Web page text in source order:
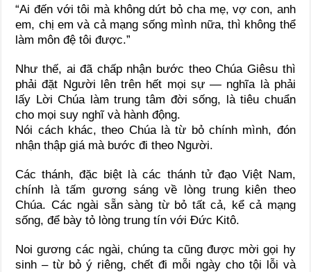
“Ai đến với tôi mà không dứt bỏ cha mẹ, vợ con, anh
em, chị em và cả mạng sống mình nữa, thì không thể
làm môn đệ tôi được.”
Như thế, ai đã chấp nhận bước theo Chúa Giêsu thì
phải đặt Người lên trên hết mọi sự — nghĩa là phải
lấy Lời Chúa làm trung tâm đời sống, là tiêu chuẩn
cho mọi suy nghĩ và hành động.
Nói cách khác, theo Chúa là từ bỏ chính mình, đón
nhận thập giá mà bước đi theo Người.
Các thánh, đặc biệt là các thánh tử đạo Việt Nam,
chính là tấm gương sáng về lòng trung kiên theo
Chúa. Các ngài sẵn sàng từ bỏ tất cả, kể cả mạng
sống, để bày tỏ lòng trung tín với Đức Kitô.
Noi gương các ngài, chúng ta cũng được mời gọi hy
sinh – từ bỏ ý riêng, chết đi mỗi ngày cho tội lỗi và